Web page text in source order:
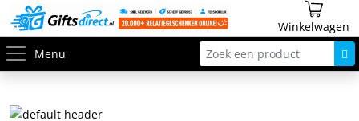
Winkelwagen
Menu